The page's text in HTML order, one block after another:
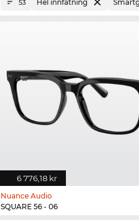
53 Hel innfatning
6 776,18 kr
Nuance Audio
SQUARE 56 - 06